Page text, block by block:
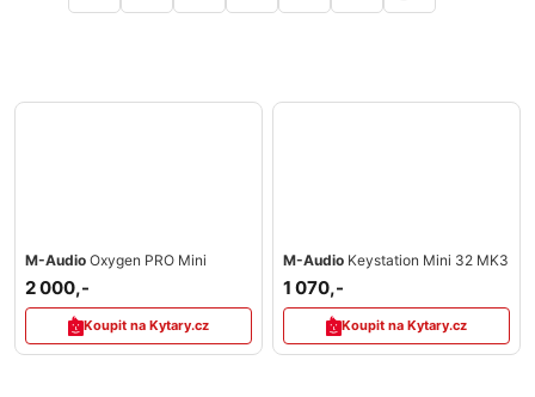
M-Audio Oxygen PRO Mini
2 000,-
Koupit na Kytary.cz
M-Audio Keystation Mini 32 MK3
1 070,-
Koupit na Kytary.cz